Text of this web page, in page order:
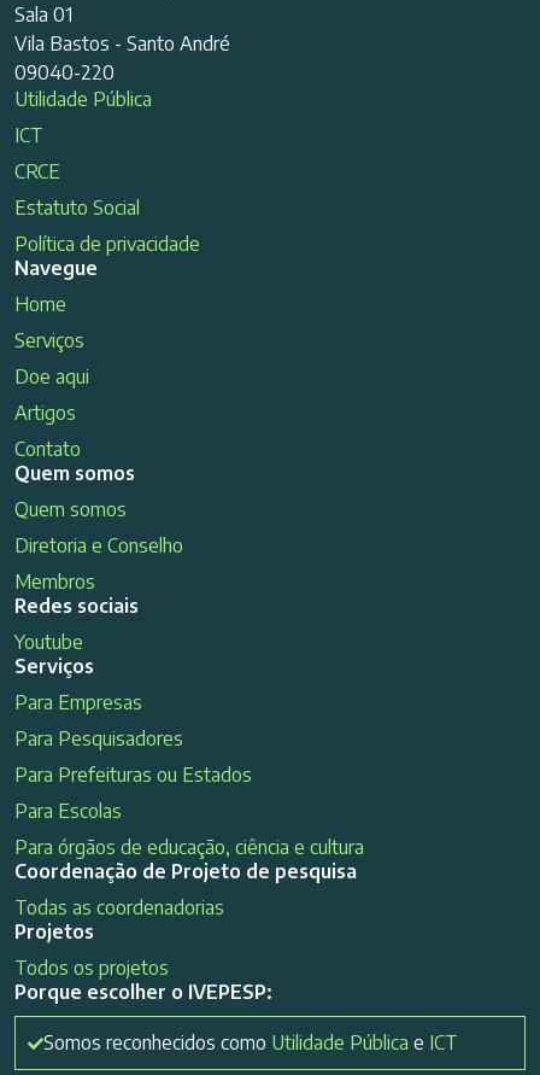
Sala 01
Vila Bastos - Santo André
09040-220
Utilidade Pública
ICT
CRCE
Estatuto Social
Política de privacidade
Navegue
Home
Serviços
Doe aqui
Artigos
Contato
Quem somos
Quem somos
Diretoria e Conselho
Membros
Redes sociais
Youtube
Serviços
Para Empresas
Para Pesquisadores
Para Prefeituras ou Estados
Para Escolas
Para órgãos de educação, ciência e cultura
Coordenação de Projeto de pesquisa
Todas as coordenadorias
Projetos
Todos os projetos
Porque escolher o IVEPESP:
Somos reconhecidos como Utilidade Pública e ICT